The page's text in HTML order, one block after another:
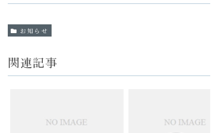
お知らせ
関連記事